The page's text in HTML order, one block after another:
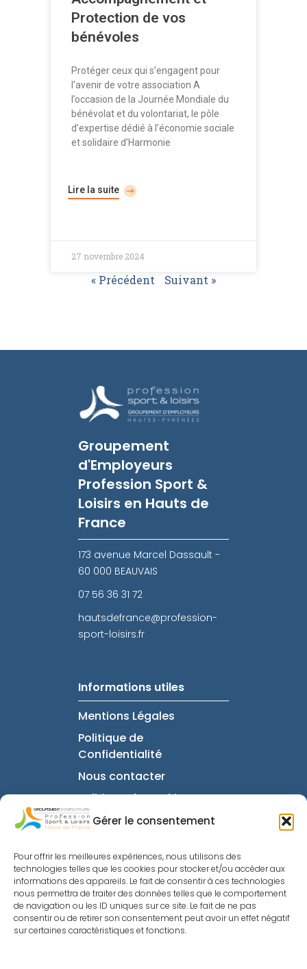
Gérer le consentement
Pour offrir les meilleures expériences, nous utilisons des
technologies telles que les cookies pour stocker et/ou accéder aux
informations des appareils. Le fait de consentir à ces technologies
nous permettra de traiter des données telles que le comportement
de navigation ou les ID uniques sur ce site. Le fait de ne pas
consentir ou de retirer son consentement peut avoir un effet négatif
sur certaines caractéristiques et fonctions.
Protection de vos
bénévoles
Protéger ceux qui s’engagent pour
l’avenir de votre association A
l’occasion de la Journée Mondiale du
bénévolat et du volontariat, le pôle
d’expertise dédié à l’économie sociale
et solidaire d’Harmonie
Lire la suite
27 novembre 2024
« Précédent Suivant »
Groupement
d'Employeurs
Profession Sport &
Loisirs en Hauts de
France
173 avenue Marcel Dassault -
60 000 BEAUVAIS
07 56 36 31 72
hautsdefrance@profession-
sport-loisirs.fr
Informations utiles
Mentions Légales
Politique de
Confidentialité
Nous contacter
Politique de cookies
À propos de la fédération
La Fédération Nationale
FAQ
Intranet